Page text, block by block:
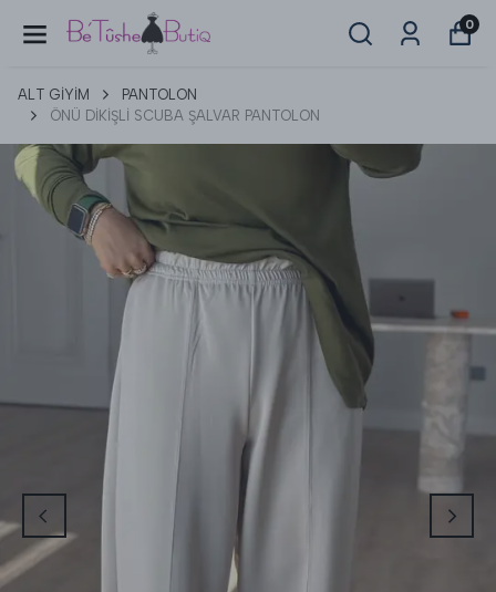
0
ALT GİYİM
PANTOLON
ÖNÜ DİKİŞLİ SCUBA ŞALVAR PANTOLON